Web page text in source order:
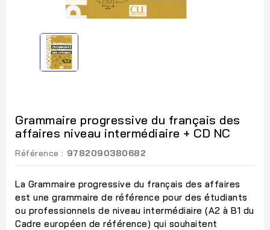
Grammaire progressive du français des
affaires niveau intermédiaire + CD NC
Référence : 9782090380682
La Grammaire progressive du français des affaires
est une grammaire de référence pour des étudiants
ou professionnels de niveau intermédiaire (A2 à B1 du
Cadre européen de référence) qui souhaitent